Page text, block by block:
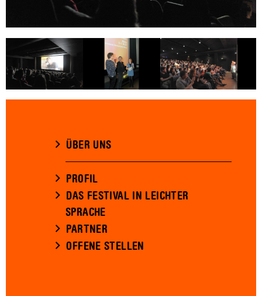
ÜBER UNS
PROFIL
DAS FESTIVAL IN LEICHTER
SPRACHE
PARTNER
OFFENE STELLEN